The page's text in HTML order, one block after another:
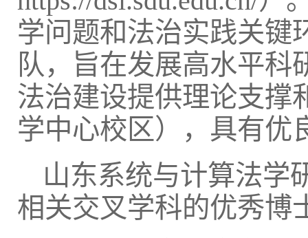
学问题和法治实践关键
队，旨在发展高水平
法治建设提供理论支撑
学中心校区），具有优
山东系统与计算法学
相关交叉学科的优秀博